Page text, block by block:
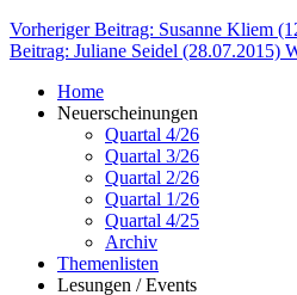
Vorheriger Beitrag: Susanne Kliem
Beitrag: Juliane Seidel (28.07.2015)
Home
Neuerscheinungen
Quartal 4/26
Quartal 3/26
Quartal 2/26
Quartal 1/26
Quartal 4/25
Archiv
Themenlisten
Lesungen / Events